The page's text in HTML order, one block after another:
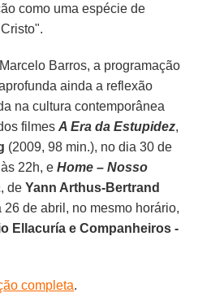
como uma espécie de
Barros, a programação
ainda a reflexão
na cultura contemporânea
filmesA Era da Estupidez,
(2009, 98 min.), no dia 30 de
às 22h, eHome – Nosso
, deYann Arthus-Bertrand
26 de abril, no mesmo horário,
Ellacuría e Companheiros -
completa.